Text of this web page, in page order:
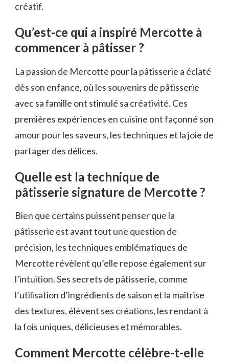
créatif.
Qu’est-ce qui a inspiré Mercotte à
commencer à pâtisser ?
La passion de Mercotte pour la pâtisserie a éclaté
dès son enfance, où les souvenirs de pâtisserie
avec sa famille ont stimulé sa créativité. Ces
premières expériences en cuisine ont façonné son
amour pour les saveurs, les techniques et la joie de
partager des délices.
Quelle est la technique de
pâtisserie signature de Mercotte ?
Bien que certains puissent penser que la
pâtisserie est avant tout une question de
précision, les techniques emblématiques de
Mercotte révèlent qu’elle repose également sur
l’intuition. Ses secrets de pâtisserie, comme
l’utilisation d’ingrédients de saison et la maîtrise
des textures, élèvent ses créations, les rendant à
la fois uniques, délicieuses et mémorables.
Comment Mercotte célèbre-t-elle